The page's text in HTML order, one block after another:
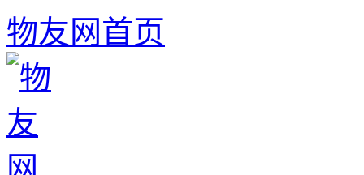
物友网首页